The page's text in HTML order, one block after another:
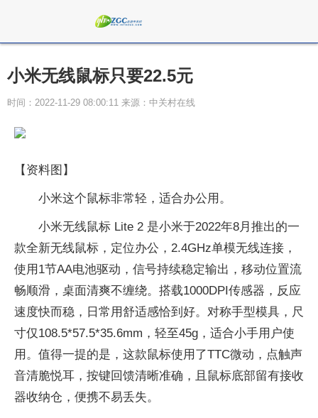
小米无线鼠标只要22.5元
时间：2022-11-29 08:00:11 来源：中关村在线
【资料图】
小米这个鼠标非常轻，适合办公用。
小米无线鼠标 Lite 2 是小米于2022年8月推出的一
款全新无线鼠标，定位办公，2.4GHz单模无线连接，
使用1节AA电池驱动，信号持续稳定输出，移动位置流
畅顺滑，桌面清爽不缠绕。搭载1000DPI传感器，反应
速度快而稳，日常用舒适感恰到好。对称手型模具，尺
寸仅108.5*57.5*35.6mm，轻至45g，适合小手用户使
用。值得一提的是，这款鼠标使用了TTC微动，点触声
音清脆悦耳，按键回馈清晰准确，且鼠标底部留有接收
器收纳仓，便携不易丢失。